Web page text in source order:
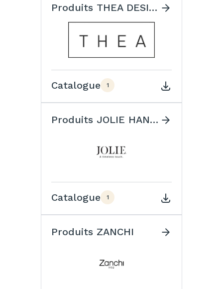
Produits THEA DESIGN
Catalogue 1
Produits JOLIE HANDLES
Catalogue 1
Produits ZANCHI